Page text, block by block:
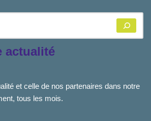
actualité
et celle de nos partenaires dans notre
tous les mois.